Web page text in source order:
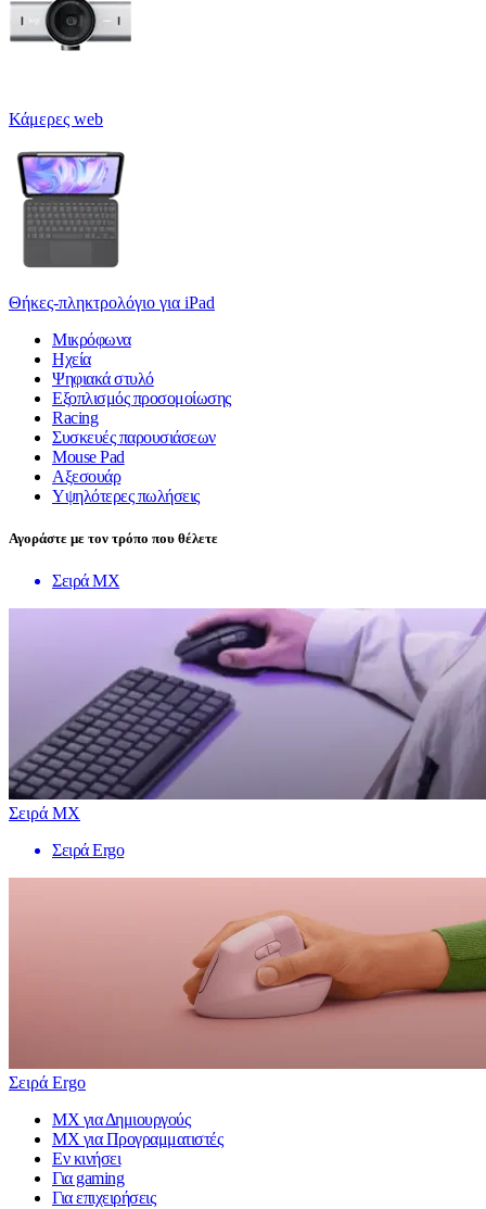
Κάμερες web
Θήκες-πληκτρολόγιο για iPad
Μικρόφωνα
Ηχεία
Ψηφιακά στυλό
Εξοπλισμός προσομοίωσης
Racing
Συσκευές παρουσιάσεων
Mouse Pad
Αξεσουάρ
Υψηλότερες πωλήσεις
Αγοράστε με τον τρόπο που θέλετε
Σειρά MX
Σειρά MX
Σειρά Ergo
Σειρά Ergo
MX για Δημιουργούς
MX για Προγραμματιστές
Εν κινήσει
Για gaming
Για επιχειρήσεις